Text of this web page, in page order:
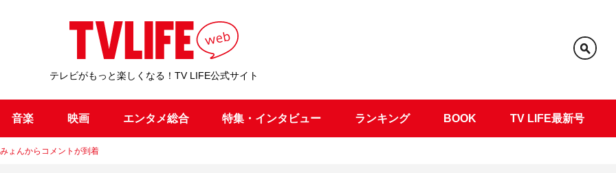
テレビがもっと楽しくなる！TV LIFE公式サイト
音楽 映画 エンタメ総合 特集・インタビュー ランキング BOOK TV LIFE最新号
ょんからコメントが到着